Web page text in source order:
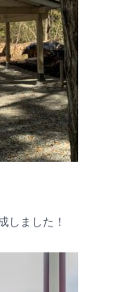
しました！